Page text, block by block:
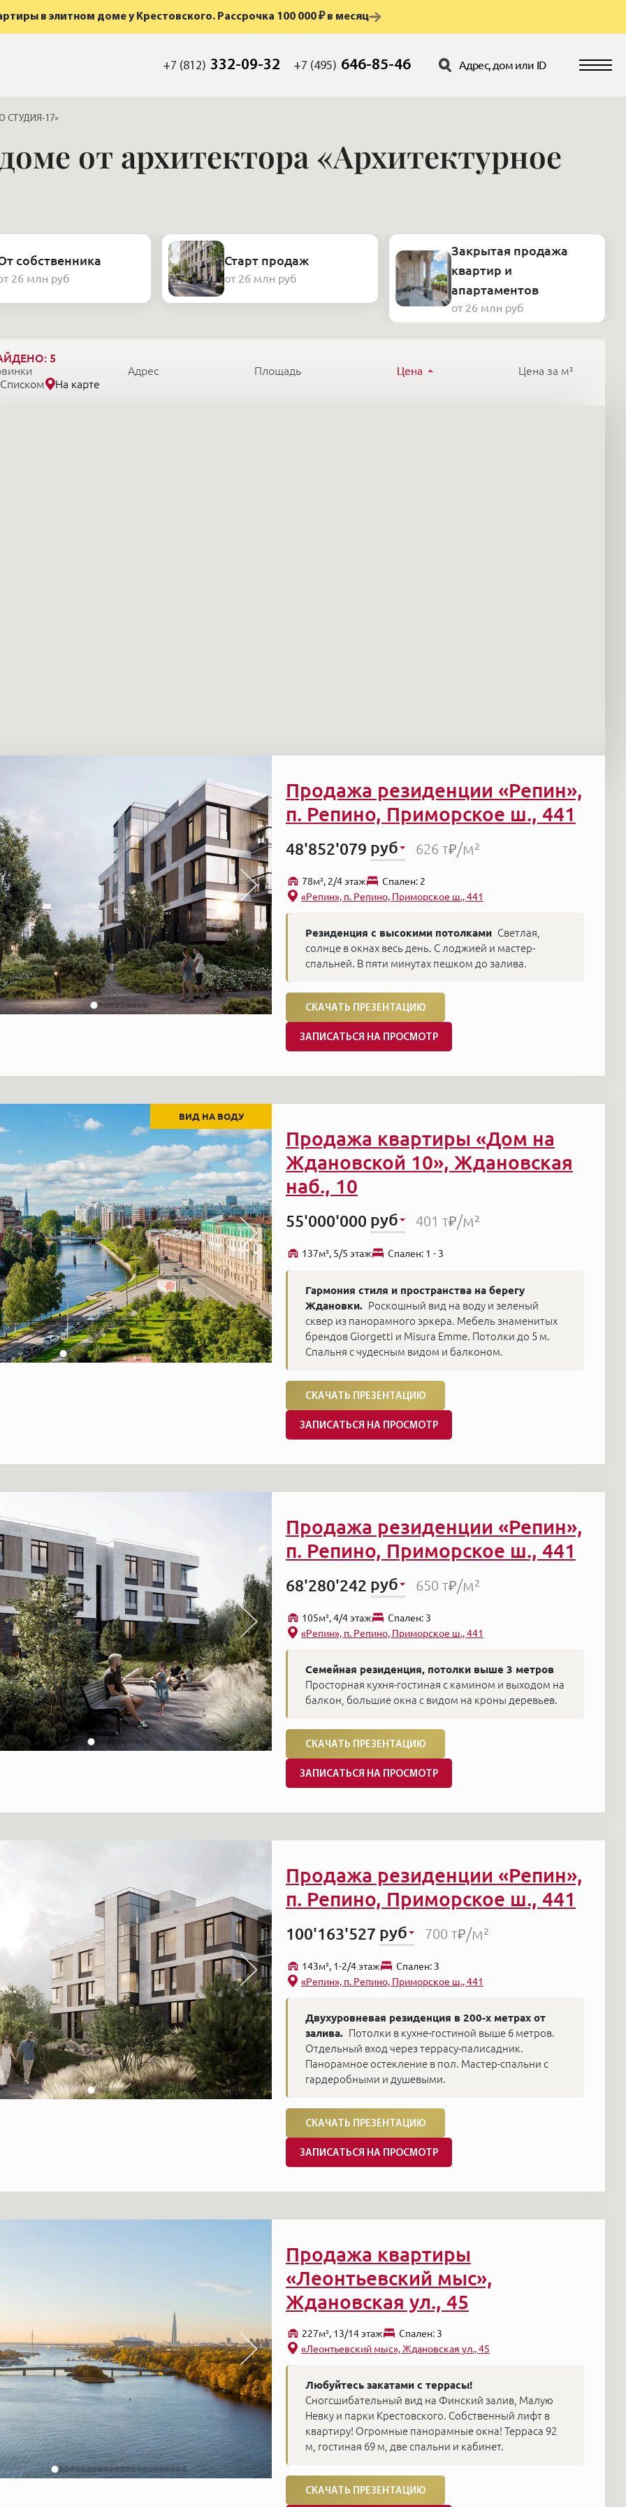
в элитном доме у Крестовского. Рассрочка 100 000 ₽ в месяц
+7 (812) 332-09-32 +7 (495) 646-85-46
СТУДИЯ-17»
от архитектора «Архитектурное
собственника
26 млн руб
Старт продаж
от 26 млн руб
Закрытая продажа
квартир и
апартаментов
от 26 млн руб
5
Адрес Площадь Цена
Цена за м²
Списком
На карте
Продажа резиденции «Репин»,
п. Репино, Приморское ш., 441
48'852'079 руб 626 т₽/м²
78м², 2/4 этаж
Cпален: 2
«Репин», п. Репино, Приморское ш., 441
Резиденция с высокими потолками Светлая,
солнце в окнах весь день. С лоджией и мастер-
спальней. В пяти минутах пешком до залива.
СКАЧАТЬ ПРЕЗЕНТАЦИЮ
ЗАПИСАТЬСЯ НА ПРОСМОТР
ВИД НА ВОДУ
Продажа квартиры «Дом на
Ждановской 10», Ждановская
наб., 10
55'000'000 руб 401 т₽/м²
137м², 5/5 этаж Cпален: 1 - 3
Гармония стиля и пространства на берегу
Ждановки. Роскошный вид на воду и зеленый
сквер из панорамного эркера. Мебель знаменитых
брендов Giorgetti и Misura Emme. Потолки до 5 м.
Спальня с чудесным видом и балконом.
СКАЧАТЬ ПРЕЗЕНТАЦИЮ
ЗАПИСАТЬСЯ НА ПРОСМОТР
Продажа резиденции «Репин»,
п. Репино, Приморское ш., 441
68'280'242 руб 650 т₽/м²
105м², 4/4 этаж
Cпален: 3
«Репин», п. Репино, Приморское ш., 441
Семейная резиденция, потолки выше 3 метров
Просторная кухня-гостиная с камином и выходом на
балкон, большие окна с видом на кроны деревьев.
СКАЧАТЬ ПРЕЗЕНТАЦИЮ
ЗАПИСАТЬСЯ НА ПРОСМОТР
Продажа резиденции «Репин»,
п. Репино, Приморское ш., 441
100'163'527 руб 700 т₽/м²
143м², 1-2/4 этаж
Cпален: 3
«Репин», п. Репино, Приморское ш., 441
Двухуровневая резиденция в 200-х метрах от
залива. Потолки в кухне-гостиной выше 6 метров.
Отдельный вход через террасу-палисадник.
Панорамное остекление в пол. Мастер-спальни с
гардеробными и душевыми.
СКАЧАТЬ ПРЕЗЕНТАЦИЮ
ЗАПИСАТЬСЯ НА ПРОСМОТР
Продажа квартиры
«Леонтьевский мыс»,
Ждановская ул., 45
227м², 13/14 этаж
Cпален: 3
«Леонтьевский мыс», Ждановская ул., 45
Любуйтесь закатами с террасы!
Сногсшибательный вид на Финский залив, Малую
Невку и парки Крестовского. Собственный лифт в
квартиру! Огромные панорамные окна! Терраса 92
м, гостиная 69 м, две спальни и кабинет.
СКАЧАТЬ ПРЕЗЕНТАЦИЮ